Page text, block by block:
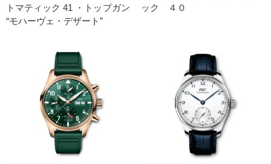
トマティック 41 ・トップガン
“モハーヴェ・デザート”
ック ４０